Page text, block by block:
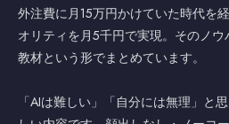
外注費に月15万円かけていた時代を
オリティを月5千円で実現。そのノウ
教材という形でまとめています。
「AIは難しい」「自分には無理」と